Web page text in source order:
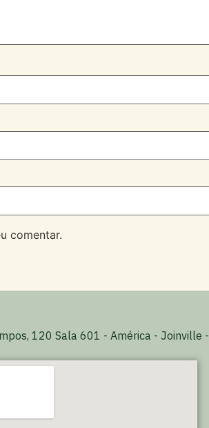
comentar.
120 Sala 601 - América - Joinville -